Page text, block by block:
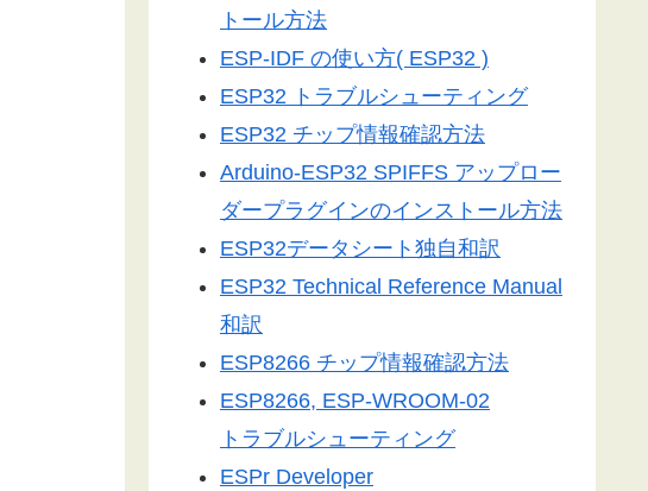
Server-Sent Events
スマートフォン
3Dプリンター
ライブラリ
工具／測定器
アプリ
ツール
便利グッズ
トール方法
ESP-IDF の使い方( ESP32 )
ESP32 トラブルシューティング
ESP32 チップ情報確認方法
Arduino-ESP32 SPIFFS アップロー
ダープラグインのインストール方法
ESP32データシート独自和訳
ESP32 Technical Reference Manual
和訳
ESP8266 チップ情報確認方法
ESP8266, ESP-WROOM-02
トラブルシューティング
ESPr Developer